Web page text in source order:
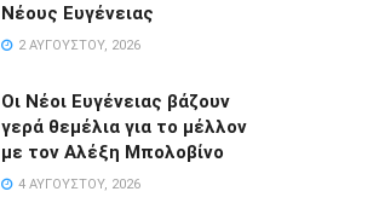
Νέους Ευγένειας
2 ΑΥΓΟΎΣΤΟΥ, 2026
Οι Νέοι Ευγένειας βάζουν
γερά θεμέλια για το μέλλον
με τον Αλέξη Μπολοβίνο
4 ΑΥΓΟΎΣΤΟΥ, 2026